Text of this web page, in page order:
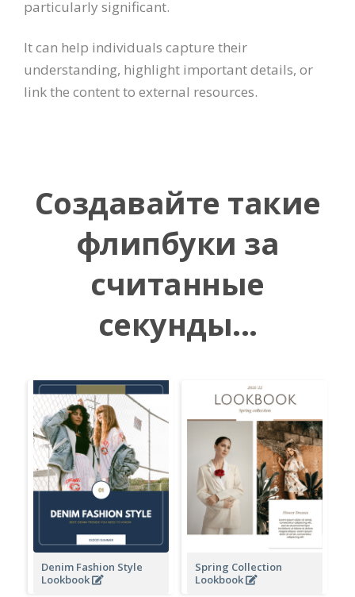
particularly significant.
It can help individuals capture their
understanding, highlight important details, or
link the content to external resources.
Создавайте такие
флипбуки за
считанные
секунды...
Denim Fashion Style
Lookbook
Spring Collection
Lookbook